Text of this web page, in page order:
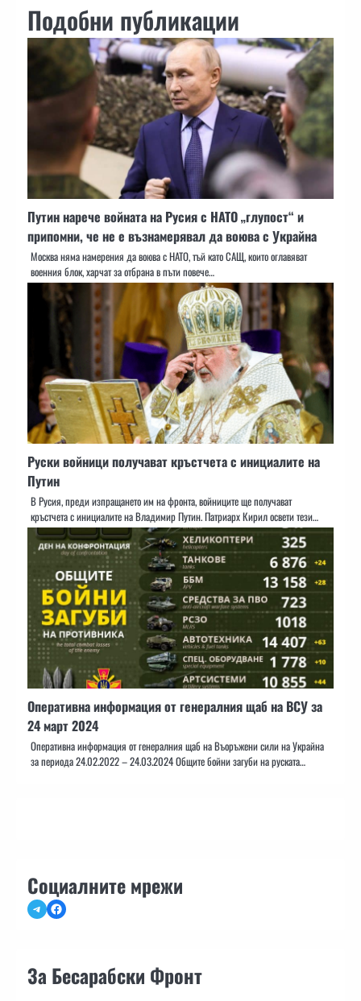
Подобни публикации
Путин нарече войната на Русия с НАТО „глупост“ и
припомни, че не е възнамерявал да воюва с Украйна
Москва няма намерения да воюва с НАТО, тъй като САЩ, които оглавяват
военния блок, харчат за отбрана в пъти повече…
Руски войници получават кръстчета с инициалите на
Путин
В Русия, преди изпращането им на фронта, войниците ще получават
кръстчета с инициалите на Владимир Путин. Патриарх Кирил освети тези…
Оперативна информация от генералния щаб на ВСУ за
24 март 2024
Оперативна информация от генералния щаб на Въоръжени сили на Украйна
за периода 24.02.2022 – 24.03.2024 Общите бойни загуби на руската…
Социалните мрежи
TelegramFacebook
За Бесарабски Фронт